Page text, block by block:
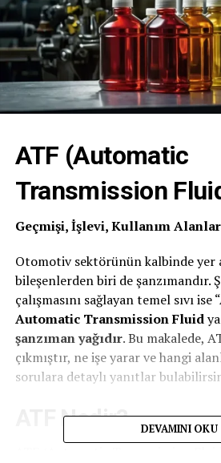
ATF (Automatic
Transmission
Geçmişi, İşlevi, Kullanım
Otomotiv sektörünün kalbinde yer
bileşenlerden biri de şanzımandır.
çalışmasını sağlayan temel sıvı
Automatic Transmission Fluid
şanzıman yağıdır. Bu makalede,
çıkmıştır, ne işe yarar ve hangi
sorulara detaylı yanıtlar
ATF Nedir? DEVAMINI OKU